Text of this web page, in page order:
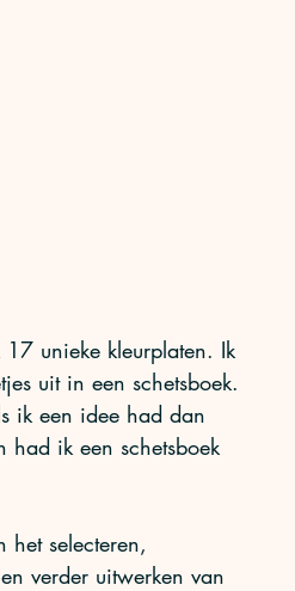
unieke kleurplaten. Ik
uit in een schetsboek.
ik een idee had dan
had ik een schetsboek
het selecteren,
verder uitwerken van